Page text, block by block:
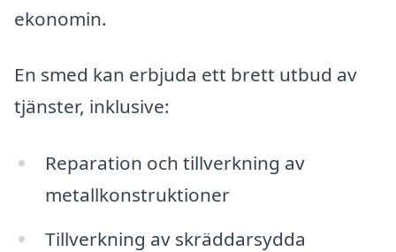
ekonomin.
En smed kan erbjuda ett brett utbud av
tjänster, inklusive:
Reparation och tillverkning av
metallkonstruktioner
Tillverkning av skräddarsydda